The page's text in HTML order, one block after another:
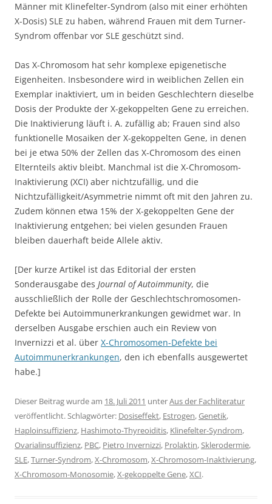
Männer mit Klinefelter-Syndrom (also mit einer erhöhten
X-Dosis) SLE zu haben, während Frauen mit dem Turner-
Syndrom offenbar vor SLE geschützt sind.
Das X-Chromosom hat sehr komplexe epigenetische
Eigenheiten. Insbesondere wird in weiblichen Zellen ein
Exemplar inaktiviert, um in beiden Geschlechtern dieselbe
Dosis der Produkte der X-gekoppelten Gene zu erreichen.
Die Inaktivierung läuft i. A. zufällig ab; Frauen sind also
funktionelle Mosaiken der X-gekoppelten Gene, in denen
bei je etwa 50% der Zellen das X-Chromosom des einen
Elternteils aktiv bleibt. Manchmal ist die X-Chromosom-
Inaktivierung (XCI) aber nichtzufällig, und die
Nichtzufälligkeit/Asymmetrie nimmt oft mit den Jahren zu.
Zudem können etwa 15% der X-gekoppelten Gene der
Inaktivierung entgehen; bei vielen gesunden Frauen
bleiben dauerhaft beide Allele aktiv.
[Der kurze Artikel ist das Editorial der ersten
Sonderausgabe des Journal of Autoimmunity, die
ausschließlich der Rolle der Geschlechtschromosomen-
Defekte bei Autoimmunerkrankungen gewidmet war. In
derselben Ausgabe erschien auch ein Review von
Invernizzi et al. über X-Chromosomen-Defekte bei
Autoimmunerkrankungen, den ich ebenfalls ausgewertet
habe.]
Dieser Beitrag wurde am 18. Juli 2011 unterAus der Fachliteratur
veröffentlicht. Schlagwörter: Dosiseffekt, Estrogen,Genetik,
Haploinsuffizienz, Hashimoto-Thyreoiditis, Klinefelter-Syndrom,
Ovarialinsuffizienz, PBC, Pietro Invernizzi, Prolaktin,Sklerodermie,
SLE,Turner-Syndrom,X-Chromosom,X-Chromosom-Inaktivierung,
X-Chromosom-Monosomie,X-gekoppelte Gene,XCI.